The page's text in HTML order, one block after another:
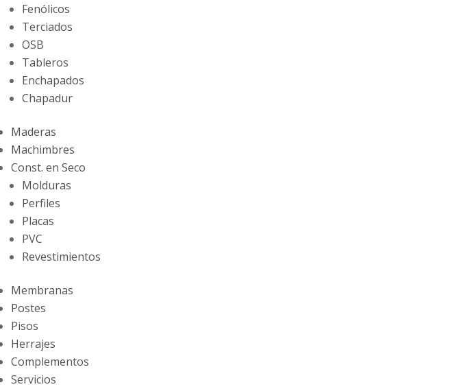
Fenólicos
Terciados
OSB
Tableros
Enchapados
Chapadur
Maderas
Machimbres
Const. en Seco
Molduras
Perfiles
Placas
PVC
Revestimientos
Membranas
Postes
Pisos
Herrajes
Complementos
Servicios